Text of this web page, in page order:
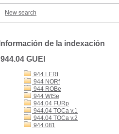
New search
Información de la indexación
944.04 GUEl
944 LERt
944 NORf
944 ROBe
944 WISe
944.04 FURp
944.04 TOCa v.1
944.04 TOCa v.2
944.081